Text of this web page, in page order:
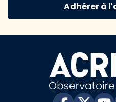
Adhérer à